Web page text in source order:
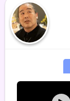
に「Nene Fantasy
Duo」を主催。同年
を受講。これまでに
原望、三木妙子、西
ノを貞国真由美、古
井上渚、木村徹、池